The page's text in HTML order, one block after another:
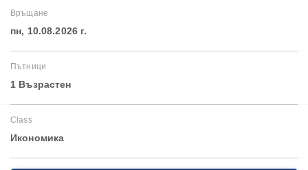
Връщане
пн, 10.08.2026 г.
Пътници
1 Възрастен
Class
Икономика